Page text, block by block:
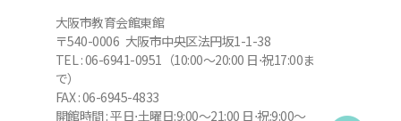
大阪市教育会館東館
〒540-0006 大阪市中央区法円坂1-1-38
TEL : 06-6941-0951（10:00～20:00 日⋅祝17:00ま
で）
FAX : 06-6945-4833
開館時間 : 平日⋅土曜日:9:00～21:00 日⋅祝:9:00～